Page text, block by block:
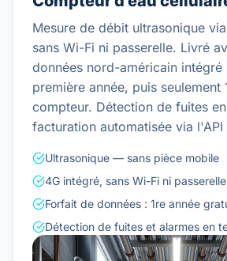
Mesure de débit ultrasonique
sans Wi-Fi ni passerelle. Livré
données nord-américain intégré
première année, puis seulement
compteur. Détection de fuites
facturation automatisée via l'API
Ultrasonique — sans pièce mobile
4G intégré, sans Wi-Fi ni passerelle
Forfait de données : 1re année
Détection de fuites et alarmes en